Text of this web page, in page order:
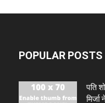
POPULAR POSTS
पति
मिर्जा